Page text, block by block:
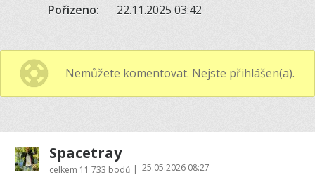
Pořízeno:
22.11.2025 03:42
Nemůžete komentovat. Nejste přihlášen(a).
Spacetray
celkem 11 733 bodů 25.05.2026 08:27